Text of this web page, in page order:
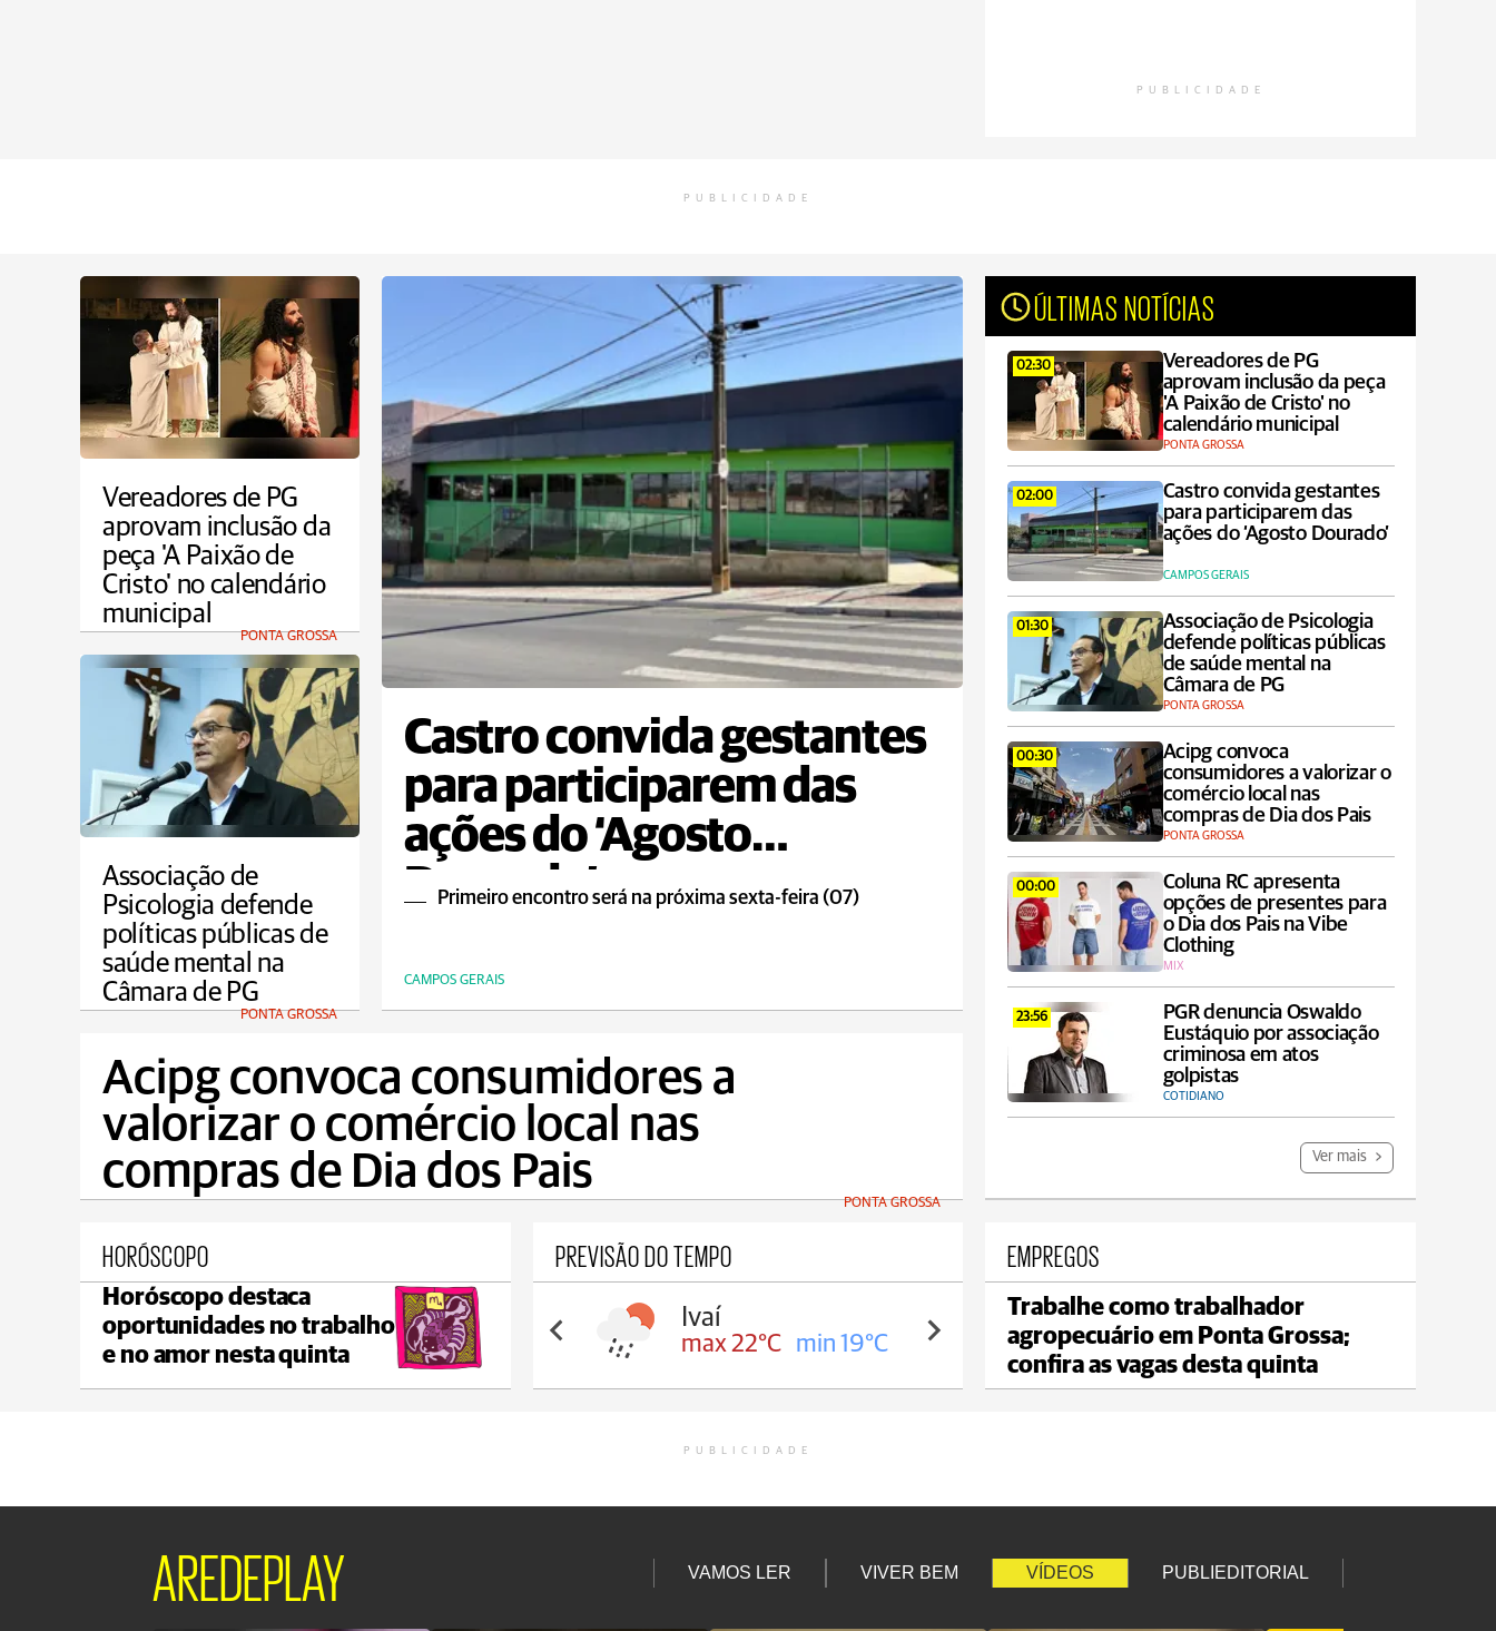
PUBLICIDADE
PUBLICIDADE
Vereadores de PG
aprovam inclusão da
peça 'A Paixão de
Cristo' no calendário
municipal
PONTA GROSSA
Castro convida gestantes
para participarem das
ações do ‘Agosto
Dourado’
Primeiro encontro será na próxima sexta-feira (07)
CAMPOS GERAIS
ÚLTIMAS NOTÍCIAS
02:30
Vereadores de PG
aprovam inclusão da peça
'A Paixão de Cristo' no
calendário municipal
PONTA GROSSA
02:00
Castro convida gestantes
para participarem das
ações do ‘Agosto Dourado’
CAMPOS GERAIS
01:30
Associação de Psicologia
defende políticas públicas
de saúde mental na
Câmara de PG
PONTA GROSSA
00:30
Acipg convoca
consumidores a valorizar o
comércio local nas
compras de Dia dos Pais
PONTA GROSSA
00:00
Coluna RC apresenta
opções de presentes para
o Dia dos Pais na Vibe
Clothing
MIX
23:56
PGR denuncia Oswaldo
Eustáquio por associação
criminosa em atos
golpistas
COTIDIANO
Ver mais
Associação de
Psicologia defende
políticas públicas de
saúde mental na
Câmara de PG
PONTA GROSSA
Acipg convoca consumidores a
valorizar o comércio local nas
compras de Dia dos Pais
PONTA GROSSA
HORÓSCOPO
Horóscopo destaca
oportunidades no trabalho
e no amor nesta quinta
PREVISÃO DO TEMPO
Prudentópolis
max 21°C min 17°C
Ivaí
max 22°C min 19°C
EMPREGOS
Trabalhe como trabalhador
agropecuário em Ponta Grossa;
confira as vagas desta quinta
PUBLICIDADE
AREDEPLAY VAMOS LER VIVER BEM VÍDEOS PUBLIEDITORIAL